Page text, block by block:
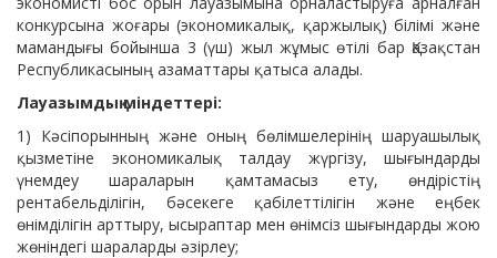
уәкілетті тұлғалар
конкурсына жоғары (экономикалық, қаржылық) білімі және
мамандығы бойынша 3 (үш) жыл жұмыс өтілі бар Қазақстан
Республикасының азаматтары қатыса алады.
Лауазымдық міндеттері:
1) Кәсіпорынның және оның бөлімшелерінің шаруашылық
қызметіне экономикалық талдау жүргізу, шығындарды
үнемдеу шараларын қамтамасыз ету, өндірістің
рентабельділігін, бәсекеге қабілеттілігін және еңбек
өнімділігін арттыру, ысыраптар мен өнімсіз шығындарды жою
жөніндегі шараларды әзірлеу;